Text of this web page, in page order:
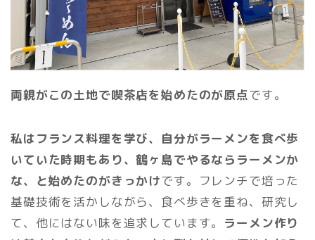
両親がこの土地で喫茶店を始めたのが原点です。
私はフランス料理を学び、自分がラーメンを食べ歩
いていた時期もあり、鶴ヶ島でやるならラーメンか
な、と始めたのがきっかけです。フレンチで培った
基礎技術を活かしながら、食べ歩きを重ね、研究し
て、他にはない味を追求しています。 ラーメン作り